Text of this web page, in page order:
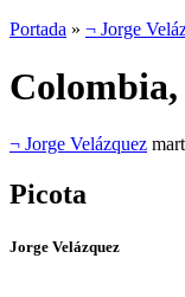
Portada » ¬ Jorge
¬ Jorge Velázquez
Picota
Jorge Velázquez